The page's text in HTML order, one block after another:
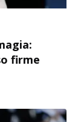
firme